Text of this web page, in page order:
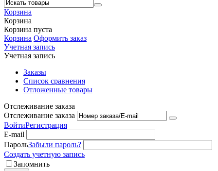
Корзина
Корзина
Корзина пуста
Корзина Оформить заказ
Учетная запись
Учетная запись
Заказы
Список сравнения
Отложенные товары
Отслеживание заказа
Отслеживание заказа
ВойтиРегистрация
E-mail
ПарольЗабыли пароль?
Создать учетную запись
Запомнить